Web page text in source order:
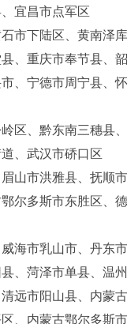
宜昌市点军区
市下陆区、黄南泽
、重庆市奉节县、
、宁德市周宁县、
区、黔东南三穗县
、武汉市硚口区
山市洪雅县、抚顺
尔多斯市东胜区、
海市乳山市、丹东
、菏泽市单县、温
远市阳山县、内蒙
、内蒙古鄂尔多斯